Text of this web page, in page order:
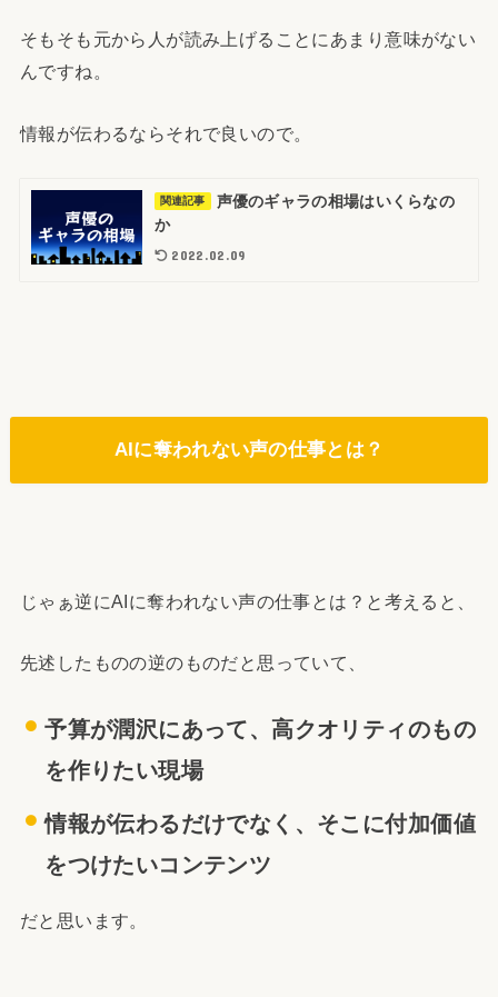
そもそも元から人が読み上げることにあまり意味がない
んですね。
情報が伝わるならそれで良いので。
関連記事
声優のギャラの相場はいくらなの
か
2022.02.09
AIに奪われない声の仕事とは？
じゃぁ逆にAIに奪われない声の仕事とは？と考えると、
先述したものの逆のものだと思っていて、
予算が潤沢にあって、高クオリティのもの
を作りたい現場
情報が伝わるだけでなく、そこに付加価値
をつけたいコンテンツ
だと思います。